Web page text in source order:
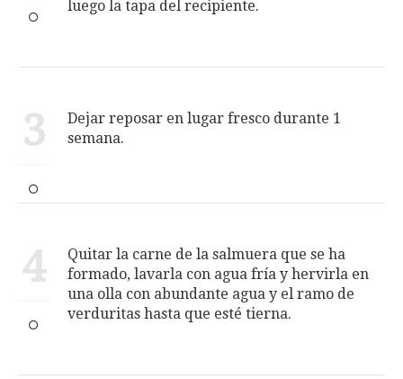
luego la tapa del recipiente.
3
Dejar reposar en lugar fresco durante 1
semana.
4
Quitar la carne de la salmuera que se ha
formado, lavarla con agua fría y hervirla en
una olla con abundante agua y el ramo de
verduritas hasta que esté tierna.